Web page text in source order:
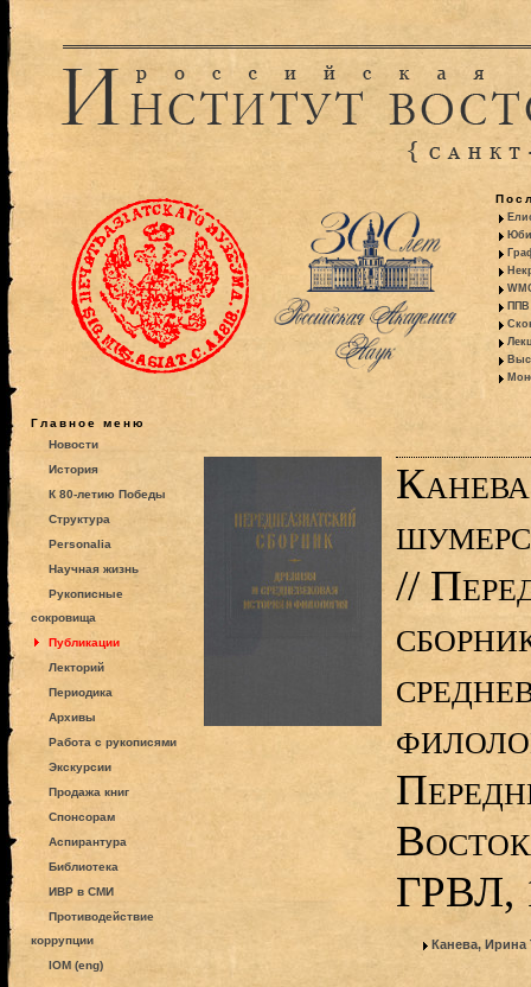
ППВ
Главное меню
Новости
История
К 80-летию Победы
Структура
Personalia
Научная жизнь
Рукописные
сокровища
Публикации
Лекторий
Периодика
Архивы
Работа с рукописями
Экскурсии
Продажа книг
Спонсорам
Аспирантура
Библиотека
ИВР в СМИ
Противодействие
коррупции
IOM (eng)
//
ГРВЛ,
Канева,